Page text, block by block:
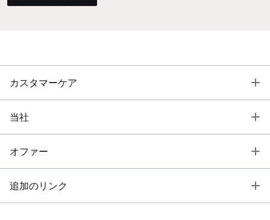
カスタマーケア
当社
オファー
追加のリンク